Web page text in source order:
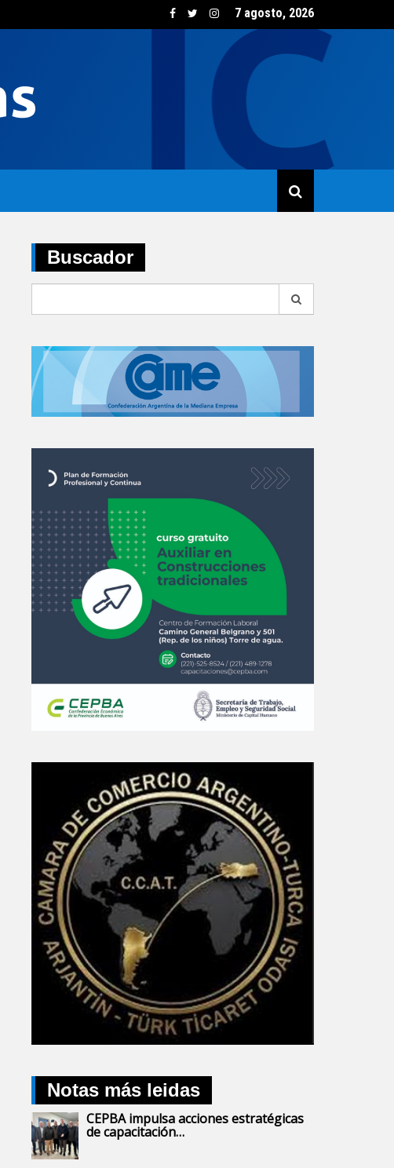
El consumo de vino creció un 5,8% en junio impulsado por las opciones
7 agosto, 2026
Buscador
Notas más leidas
CEPBA impulsa acciones estratégicas
de capacitación…